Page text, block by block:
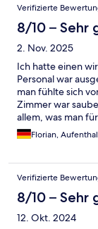
Verifizierte
8/10 – Sehr
2. Nov. 2025
Ich hatte einen
Personal war
man fühlte sich
Zimmer war
allem, was man
Besonders gut
Produkte, große
Florian,
Verifizierte
8/10 – Sehr
12. Okt. 2024